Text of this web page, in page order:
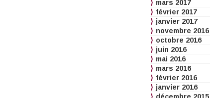
mars 2017
février 2017
janvier 2017
novembre 2016
octobre 2016
juin 2016
mai 2016
mars 2016
février 2016
janvier 2016